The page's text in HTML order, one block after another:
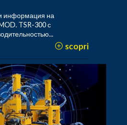
информация на
TSR-300 с
scopri